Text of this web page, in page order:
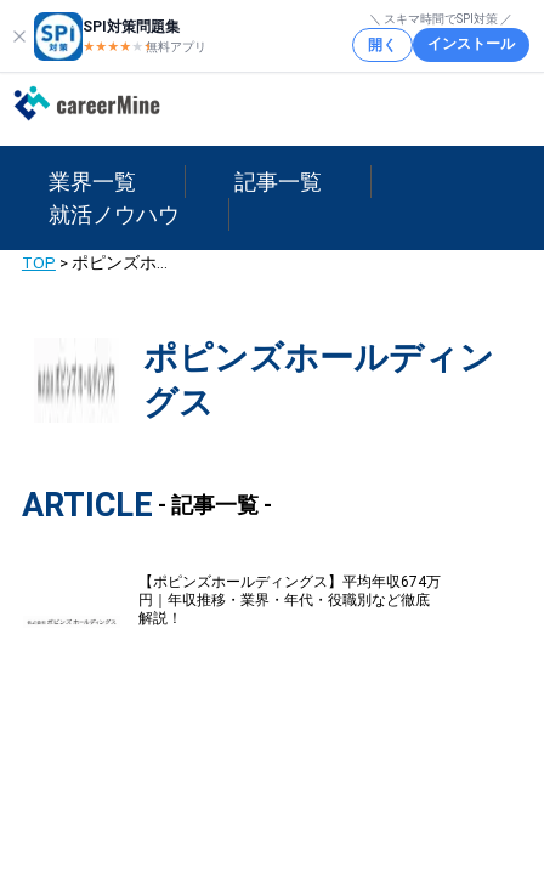
SPI対策問題集
★★★★ ★★
無料アプリ
＼ スキマ時間でSPI対策 ／
開く インストール
業界一覧
記事一覧
就活ノウハウ
TOP >
ポピンズホールディン
グス
ARTICLE - 記事一覧 -
【ポピンズホールディングス】平均年収674万
円｜年収推移・業界・年代・役職別など徹底
解説！